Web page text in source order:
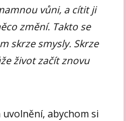
vůni, a cítit ji
změní. Takto se
skrze smysly. Skrze
život začít znovu
abychom si